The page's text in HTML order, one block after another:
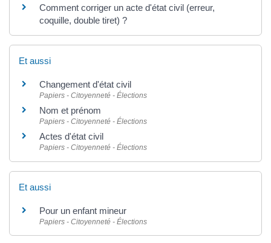
Comment corriger un acte d'état civil (erreur,
coquille, double tiret) ?
Et aussi
Changement d'état civil
Papiers - Citoyenneté - Élections
Nom et prénom
Papiers - Citoyenneté - Élections
Actes d'état civil
Papiers - Citoyenneté - Élections
Et aussi
Pour un enfant mineur
Papiers - Citoyenneté - Élections